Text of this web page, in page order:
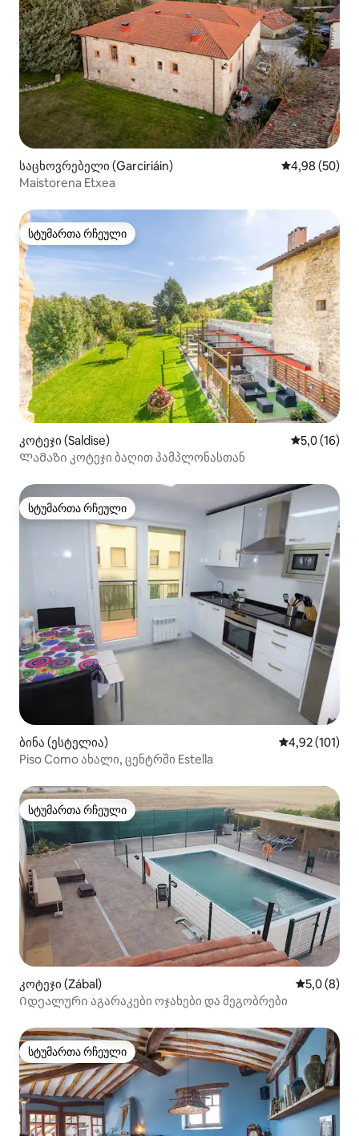
საცხოვრებელი (Garciriáin) საშუალო
4,98 (50)
Maistorena Etxea
სტუმართა რჩეული
სტუმართა რჩეული
კოტეჯი (Saldise) საშუალო
5,0 (16)
Ლამაზი კოტეჯი ბაღით პამპლონასთან
სტუმართა რჩეული
სტუმართა რჩეული
ბინა (ესტელია) საშუალო
4,92 (101)
Piso Como ახალი, ცენტრში Estella
სტუმართა რჩეული
სტუმართა რჩეული
კოტეჯი (Zábal) საშუალო
5,0 (8)
Იდეალური აგარაკები ოჯახები და მეგობრები
სტუმართა რჩეული
სტუმართა რჩეული